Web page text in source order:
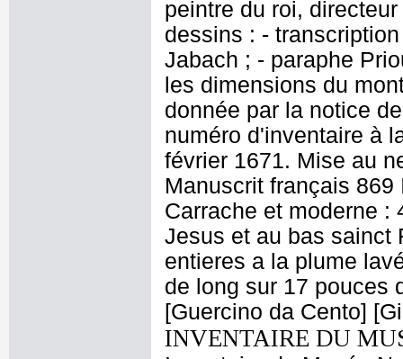
peintre du roi,
dessins : -
Jabach ; - paraphe
les dimensions du
donnée par la notice
numéro d'inventaire à
février 1671. Mise au
Manuscrit français
Carrache et moderne :
Jesus et au bas sainct
entieres a la plume
de long sur 17 pouces
[Guercino da Cento]
INVENTAIRE DU